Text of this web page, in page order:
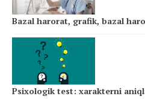
Bazal harorat, grafik, bazal
Psixologik test: xarakterni